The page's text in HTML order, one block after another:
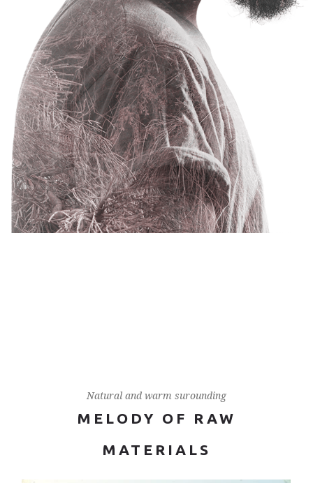
Natural and warm surounding
MELODY OF RAW
MATERIALS